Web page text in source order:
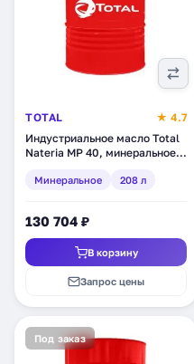
TOTAL
★ 4.7
Индустриальное масло Total
Nateria MP 40, минеральное,
Минеральное 208 л
130 704 ₽
В корзину
Запрос цены
Под заказ